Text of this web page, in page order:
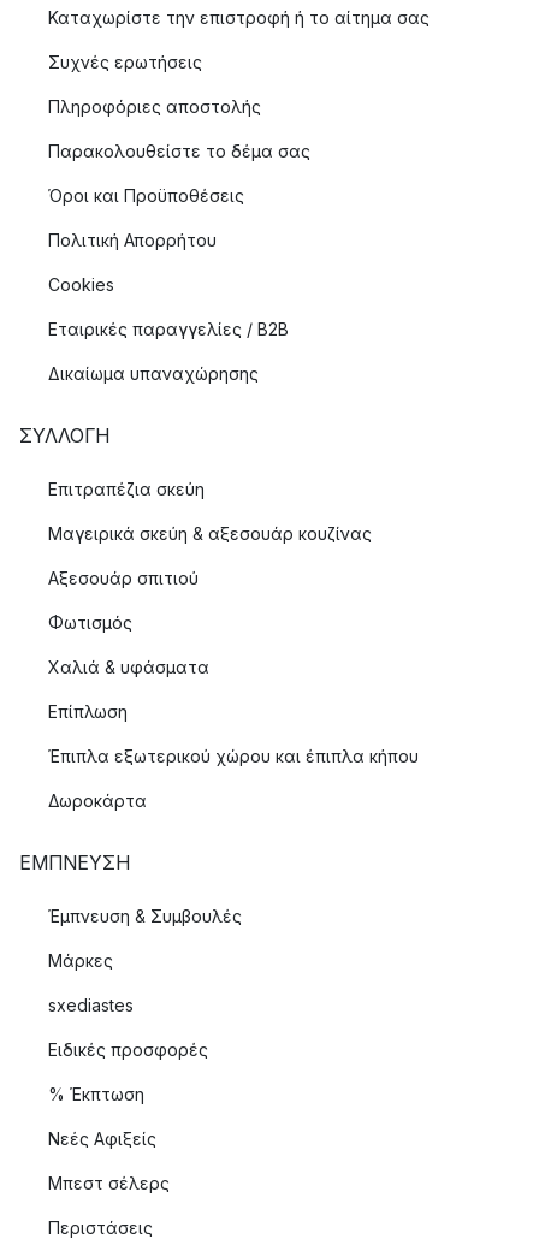
Καταχωρίστε την επιστροφή ή το αίτημα σας
Συχνές ερωτήσεις
Πληροφόριες αποστολής
Παρακολουθείστε το δέμα σας
Όροι και Προϋποθέσεις
Πολιτική Απορρήτου
Cookies
Εταιρικές παραγγελίες / B2B
Δικαίωμα υπαναχώρησης
ΣΥΛΛΟΓΉ
Επιτραπέζια σκεύη
Μαγειρικά σκεύη & αξεσουάρ κουζίνας
Αξεσουάρ σπιτιού
Φωτισμός
Χαλιά & υφάσματα
Επίπλωση
Έπιπλα εξωτερικού χώρου και έπιπλα κήπου
Δωροκάρτα
ΈΜΠΝΕΥΣΗ
Έμπνευση & Συμβουλές
Μάρκες
sxediastes
Ειδικές προσφορές
% Έκπτωση
Νεές Αφιξείς
Μπεστ σέλερς
Περιστάσεις